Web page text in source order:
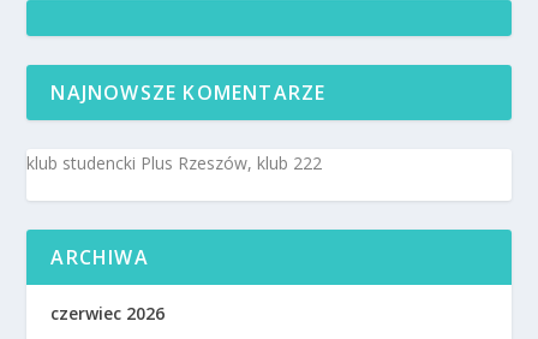
NAJNOWSZE KOMENTARZE
klub studencki Plus Rzeszów, klub 222
ARCHIWA
czerwiec 2026